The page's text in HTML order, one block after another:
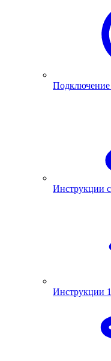
Подключение
Инструкции
Инструкции